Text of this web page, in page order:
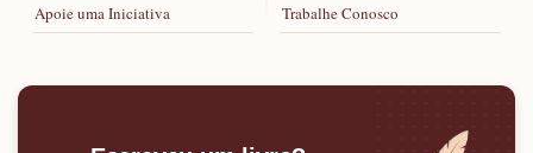
Apoie uma Iniciativa Trabalhe Conosco